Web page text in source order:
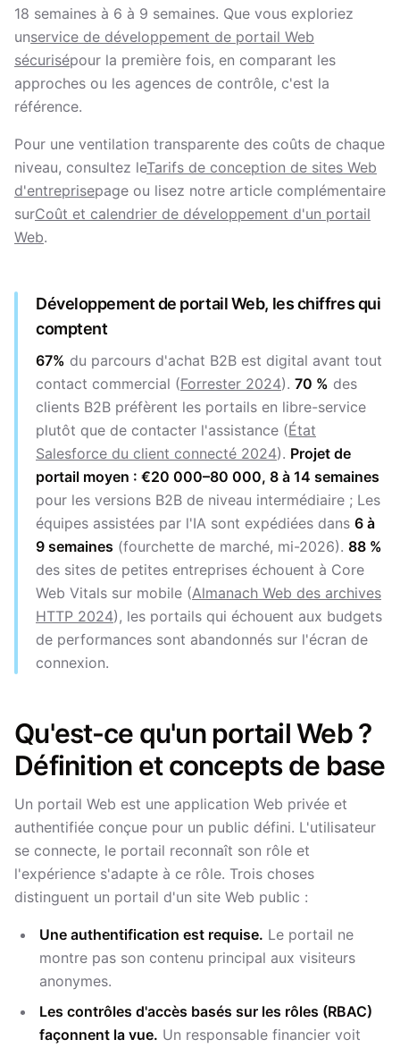
18 semaines à 6 à 9 semaines. Que vous exploriez
unservice de développement de portail Web
sécurisépour la première fois, en comparant les
approches ou les agences de contrôle, c'est la
référence.
Pour une ventilation transparente des coûts de chaque
niveau, consultez leTarifs de conception de sites Web
d'entreprisepage ou lisez notre article complémentaire
surCoût et calendrier de développement d'un portail
Web.
Développement de portail Web, les chiffres qui
comptent
67% du parcours d'achat B2B est digital avant tout
contact commercial (Forrester 2024). 70 % des
clients B2B préfèrent les portails en libre-service
plutôt que de contacter l'assistance (État
Salesforce du client connecté 2024). Projet de
portail moyen : €20 000–80 000, 8 à 14 semaines
pour les versions B2B de niveau intermédiaire ; Les
équipes assistées par l'IA sont expédiées dans 6 à
9 semaines (fourchette de marché, mi-2026). 88 %
des sites de petites entreprises échouent à Core
Web Vitals sur mobile (Almanach Web des archives
HTTP 2024), les portails qui échouent aux budgets
de performances sont abandonnés sur l'écran de
connexion.
Qu'est-ce qu'un portail Web ?
Définition et concepts de base
Un portail Web est une application Web privée et
authentifiée conçue pour un public défini. L'utilisateur
se connecte, le portail reconnaît son rôle et
l'expérience s'adapte à ce rôle. Trois choses
distinguent un portail d'un site Web public :
Une authentification est requise. Le portail ne
montre pas son contenu principal aux visiteurs
anonymes.
Les contrôles d'accès basés sur les rôles (RBAC)
façonnent la vue. Un responsable financier voit